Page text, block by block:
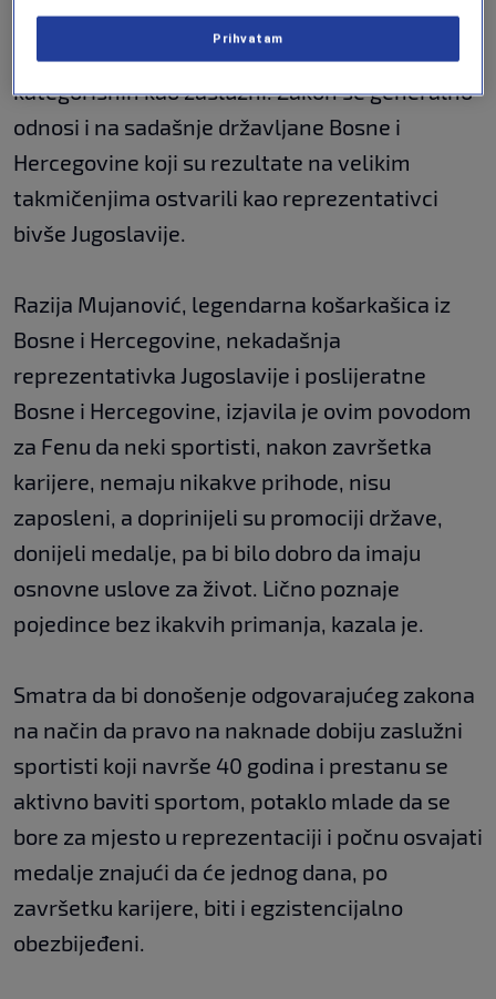
obrazloženju navela da u Federaciji BiH
trenutno živi oko 50 vrhunskih sportista
kategorisnih kao zaslužni. Zakon se generalno
odnosi i na sadašnje državljane Bosne i
Hercegovine koji su rezultate na velikim
takmičenjima ostvarili kao reprezentativci
bivše Jugoslavije.
Razija Mujanović, legendarna košarkašica iz
Bosne i Hercegovine, nekadašnja
reprezentativka Jugoslavije i poslijeratne
Bosne i Hercegovine, izjavila je ovim povodom
za Fenu da neki sportisti, nakon završetka
karijere, nemaju nikakve prihode, nisu
zaposleni, a doprinijeli su promociji države,
donijeli medalje, pa bi bilo dobro da imaju
osnovne uslove za život. Lično poznaje
pojedince bez ikakvih primanja, kazala je.
Smatra da bi donošenje odgovarajućeg zakona
na način da pravo na naknade dobiju zaslužni
sportisti koji navrše 40 godina i prestanu se
aktivno baviti sportom, potaklo mlade da se
bore za mjesto u reprezentaciji i počnu osvajati
medalje znajući da će jednog dana, po
završetku karijere, biti i egzistencijalno
obezbijeđeni.
Prihvatam